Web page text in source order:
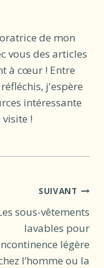
de mon
vous des articles
à cœur ! Entre
j'espère
intéressante
!
SUIVANT
sous-vêtements
lavables pour
légère
l’homme ou la